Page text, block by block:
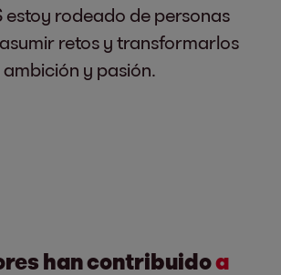
estoy rodeado de personas
retos y transformarlos
y pasión.
han contribuidoa